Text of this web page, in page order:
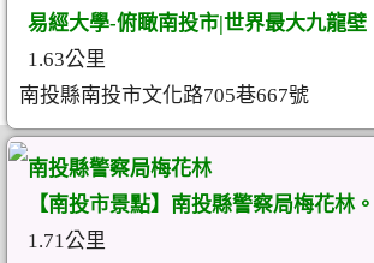
易經大學-俯瞰南投市|世界最大九龍壁
1.63公里
南投縣南投市文化路705巷667號
南投縣警察局梅花林
【南投市景點】南投縣警察局梅花林
1.71公里